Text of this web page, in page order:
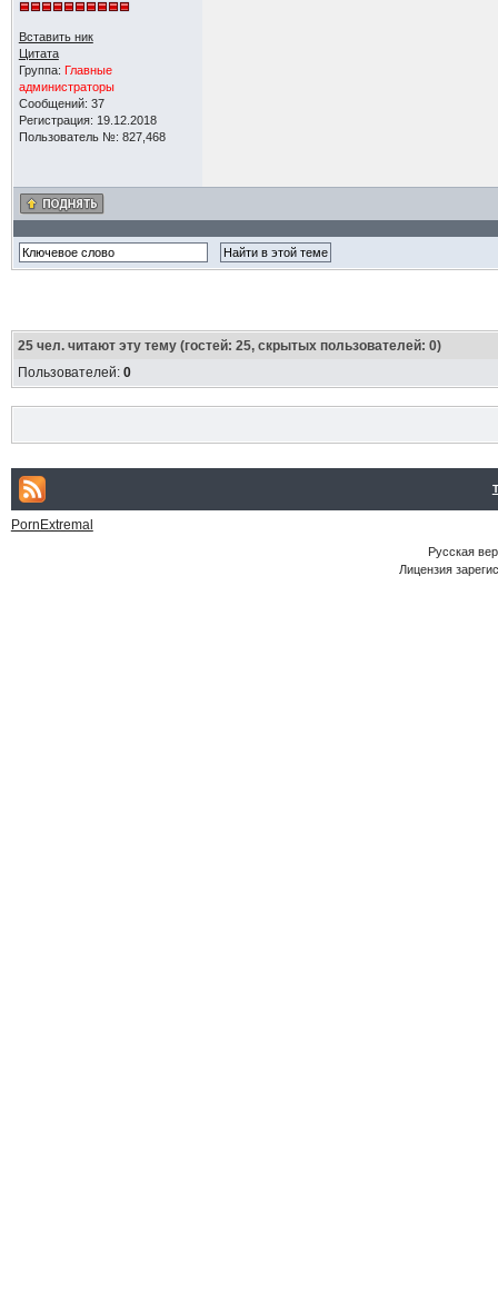
Вставить ник
Цитата
Группа: Главные
администраторы
Сообщений: 37
Регистрация: 19.12.2018
Пользователь №: 827,468
25чел. читают эту тему (гостей: 25, скрытых пользователей: 0)
Пользователей: 0
PornExtremal
Русская
Лицензия